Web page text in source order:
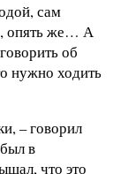
сам
опять же… А
об
нужно ходить
– говорил
в
что это